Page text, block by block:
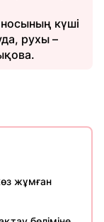
күші
рухы –
жұмған